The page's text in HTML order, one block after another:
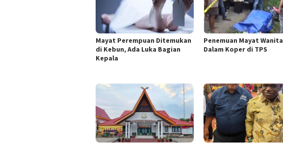
Mayat Perempuan Ditemukan
di Kebun, Ada Luka Bagian
Kepala
Penemuan Mayat Wanita
Dalam Koper di TPS